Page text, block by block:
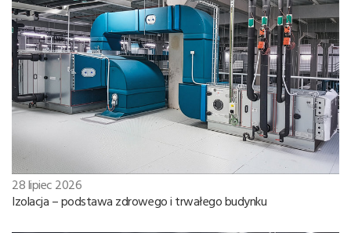
28 lipiec 2026
Izolacja – podstawa zdrowego i trwałego budynku